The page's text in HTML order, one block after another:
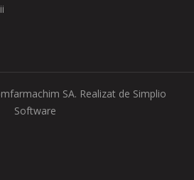
SA. Realizat de Simplio
Software